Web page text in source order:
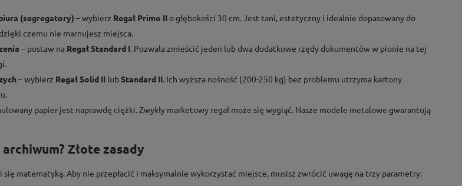
(segregatory) – wybierz Regał Primo IIo głębokości 30 cm. Jest tani, estetyczny i idealnie dopasowany do
czemu nie marnujesz miejsca.
– postaw na Regał Standard I. Pozwala zmieścić jeden lub dwa dodatkowe rzędy dokumentów w pionie na tej
– wybierz Regał Solid IIlubStandard II. Ich wyższa nośność (200-250 kg) bez problemu utrzyma kartony
papier jest naprawdę ciężki. Zwykły marketowy regał może się wygiąć. Nasze modele metalowe gwarantują
Złote zasady
matematyką. Aby nie przepłacić i maksymalnie wykorzystać miejsce, musisz zwrócić uwagę na trzy parametry: